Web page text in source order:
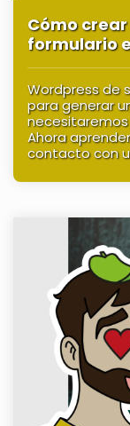
Cómo
formulario
Wordpress de
para generar
Ahora
contacto con